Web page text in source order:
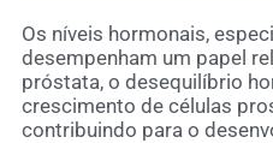
Os níveis hormonais,
desempenham um papel
próstata, o desequilíbrio
crescimento de células
contribuindo para o